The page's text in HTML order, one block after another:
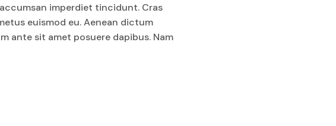
imperdiet tincidunt. Cras
euismod eu. Aenean dictum
ante sit amet posuere dapibus. Nam